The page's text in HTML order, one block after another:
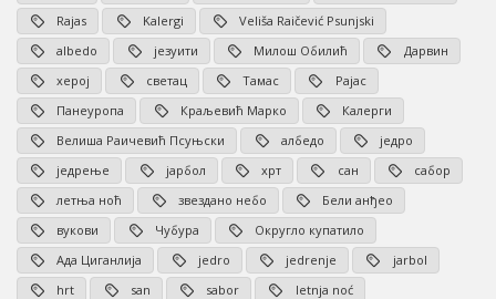
Rajas
Kalergi
Veliša Raičević Psunjski
albedo
језуити Милош Обилић
Дарвин
херој
светац Тамас
Рајас
Панеуропа
Краљевић Марко
Калерги
Велиша Раичевић Псуњски
албедо
једро
једрење
јарбол хрт сан
сабор
летња ноћ
звездано небо
Бели анђео
вукови
Чубура
Округло купатило
Ада Циганлија
jedro jedrenje
jarbol
hrt
san sabor
letnja noć